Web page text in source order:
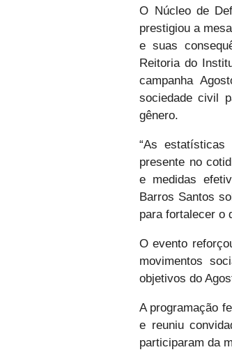
O Núcleo de
prestigiou a
e suas
Reitoria do
campanha
sociedade civil
gênero.
“As
presente no
e medidas
Barros Santos
para fortalecer o
O evento
movimentos
objetivos do
A programação
e reuniu
participaram da